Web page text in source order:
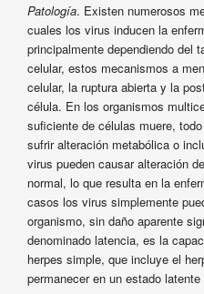
Patología. Existen numerosos
cuales los virus inducen la
principalmente dependiendo del
celular, estos mecanismos a
celular, la ruptura abierta y la
célula. En los organismos
suficiente de células muere,
sufrir alteración metabólica o
virus pueden causar alteración
normal, lo que resulta en la
casos los virus simplemente
organismo, sin daño aparente
denominado latencia, es la
herpes simple, que incluye el
permanecer en un estado